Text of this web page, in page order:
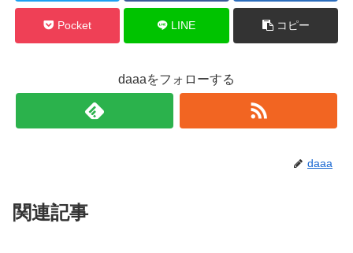
Pocket LINE コピー
daaaをフォローする
daaa
関連記事